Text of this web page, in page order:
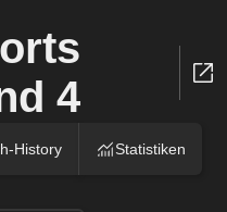
4
History Statistiken